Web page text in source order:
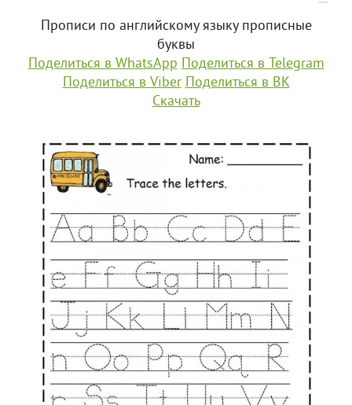
Прописи по английскому языку прописные
буквы
Поделиться в WhatsApp Поделиться в Telegram
Поделиться в Viber Поделиться в ВК
Скачать